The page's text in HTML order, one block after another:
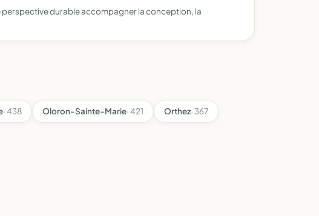
perspective durable accompagner la conception, la
· 438 Oloron-Sainte-Marie· 421 Orthez· 367